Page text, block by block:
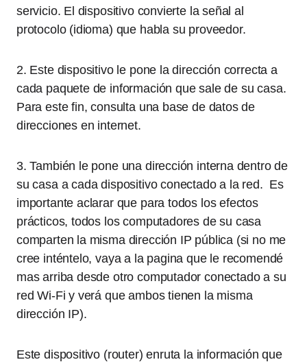
servicio. El dispositivo convierte la señal al
protocolo (idioma) que habla su proveedor.
2. Este dispositivo le pone la dirección correcta a
cada paquete de información que sale de su casa.
Para este fin, consulta una base de datos de
direcciones en internet.
3. También le pone una dirección interna dentro de
su casa a cada dispositivo conectado a la red. Es
importante aclarar que para todos los efectos
prácticos, todos los computadores de su casa
comparten la misma dirección IP pública (si no me
cree inténtelo, vaya a la pagina que le recomendé
mas arriba desde otro computador conectado a su
red Wi-Fi y verá que ambos tienen la misma
dirección IP).
Este dispositivo (router) enruta la información que